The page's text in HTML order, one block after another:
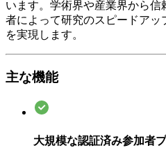
います。学術界や産業界から
者によって研究のスピードア
を実現します。
主な機能
大規模な認証済み参加者